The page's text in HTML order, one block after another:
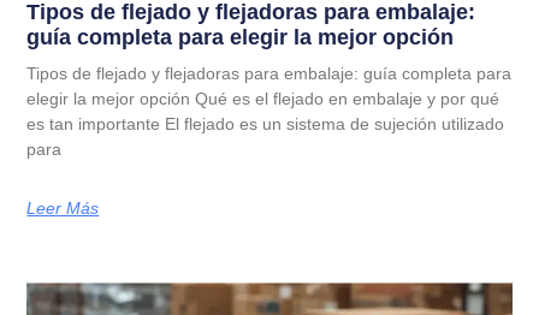
Tipos de flejado y flejadoras para embalaje:
guía completa para elegir la mejor opción
Tipos de flejado y flejadoras para embalaje: guía completa para
elegir la mejor opción Qué es el flejado en embalaje y por qué
es tan importante El flejado es un sistema de sujeción utilizado
para
Leer Más